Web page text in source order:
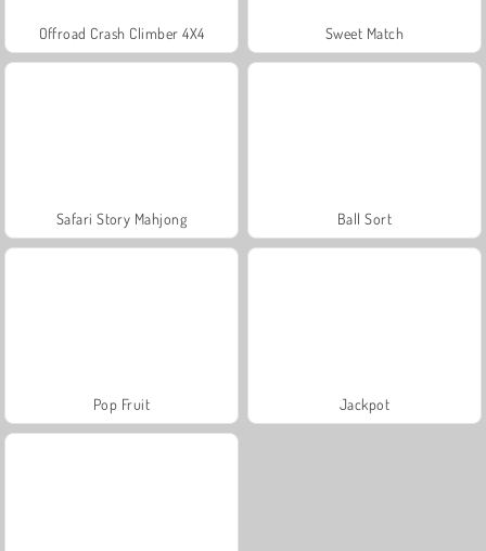
Offroad Crash Climber 4X4 Sweet Match
Safari Story Mahjong Ball Sort
Pop Fruit Jackpot